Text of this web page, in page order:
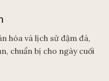
hóa và lịch sử đậm đà,
chuẩn bị cho ngày cuối